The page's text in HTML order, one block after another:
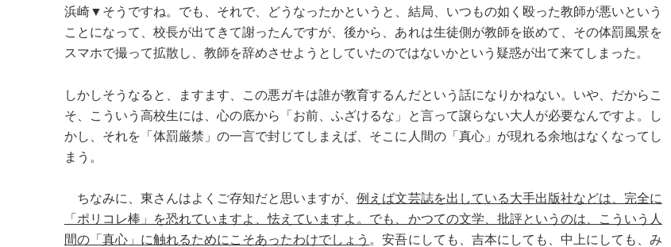
浜崎▼そうですね。でも、それで、どうなったかというと、結局、いつもの如く殴った教師が悪いという
ことになって、校長が出てきて謝ったんですが、後から、あれは生徒側が教師を嵌めて、その体罰風景を
スマホで撮って拡散し、教師を辞めさせようとしていたのではないかという疑惑が出て来てしまった。
しかしそうなると、ますます、この悪ガキは誰が教育するんだという話になりかねない。いや、だからこ
そ、こういう高校生には、心の底から「お前、ふざけるな」と言って譲らない大人が必要なんですよ。し
かし、それを「体罰厳禁」の一言で封じてしまえば、そこに人間の「真心」が現れる余地はなくなってし
まう。
ちなみに、東さんはよくご存知だと思いますが、例えば文芸誌を出している大手出版社などは、完全に
「ポリコレ棒」を恐れていますよ、怯えていますよ。でも、かつての文学、批評というのは、こういう人
間の「真心」に触れるためにこそあったわけでしょう 。安吾にしても、吉本にしても、中上にしても、み